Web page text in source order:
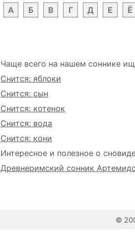
А
Б В Г Д Е Ё
Чаще всего на нашем соннике
Снится: яблоки
Снится: сын
Снится: котенок
Снится: вода
Снится: кони
Интересное и полезное о
Древнеримский сонник
©